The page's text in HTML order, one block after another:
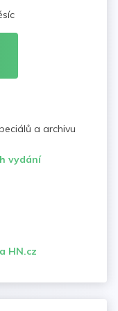
a archivu
vydání
HN.cz